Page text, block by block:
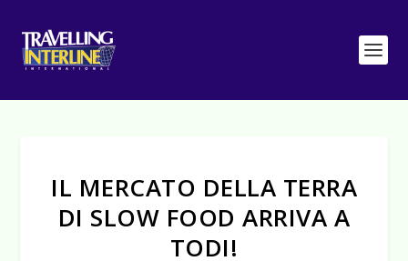
IL MERCATO DELLA TERRA
DI SLOW FOOD ARRIVA A
TODI!